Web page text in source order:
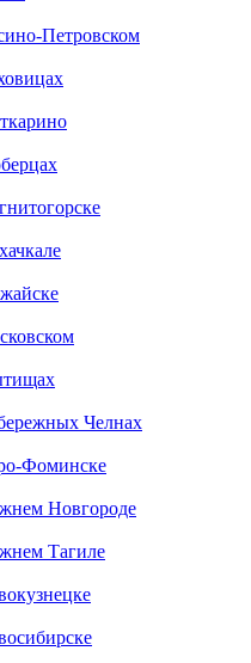
Петровском
Челнах
Фоминске
Новгороде
Тагиле